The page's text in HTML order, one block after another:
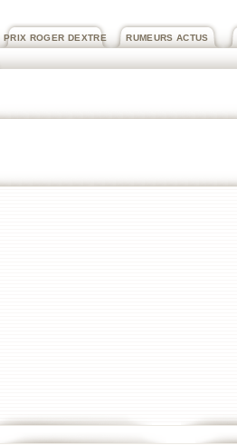
RUMEURS ACTUS
PRIX ROGER DEXTRE